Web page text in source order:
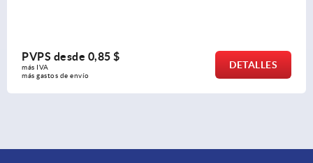
PVPS desde6,44 $
más gastos de envío
DETALLES